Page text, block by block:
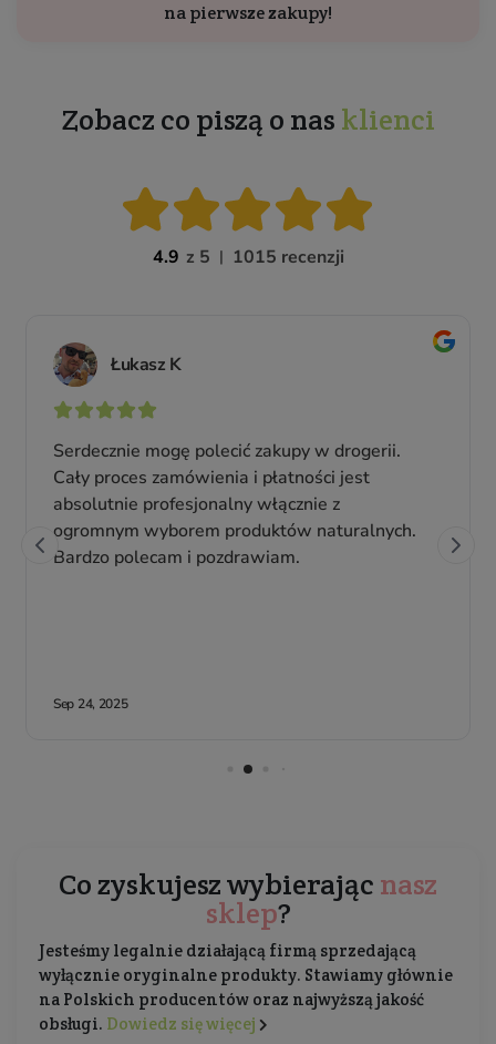
na pierwsze zakupy!
Zobacz co piszą o nas klienci
Co zyskujesz wybierając nasz
sklep?
Jesteśmy legalnie działającą firmą sprzedającą
wyłącznie oryginalne produkty. Stawiamy głównie
na Polskich producentów oraz najwyższą jakość
obsługi. Dowiedz się więcej